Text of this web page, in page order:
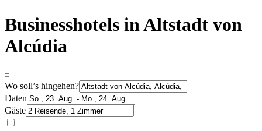
Businesshotels in Altstadt von
Alcúdia
Wo soll’s hingehen?
Daten
Gäste